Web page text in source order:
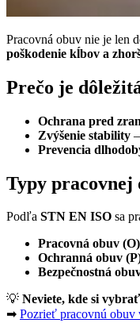
Pracovná obuv nie je len
poškodenie kĺbov a
Prečo je
Ochrana pred
Zvýšenie stability
Prevencia
Typy pracovnej
Podľa STN EN ISO sa
Pracovná obuv (O)
Ochranná obuv
Bezpečnostná
💡 Neviete, kde si
➡ Pozrieť pracovnú obuv